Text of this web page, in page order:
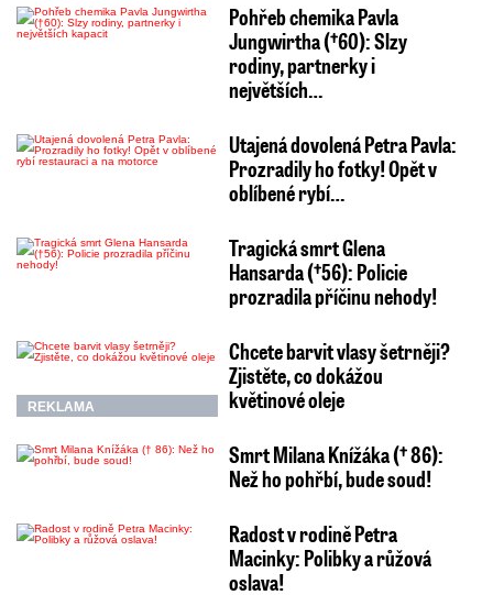
Pohřeb chemika Pavla
Jungwirtha (†60): Slzy
rodiny, partnerky i
největších…
Utajená dovolená Petra Pavla:
Prozradily ho fotky! Opět v
oblíbené rybí…
Tragická smrt Glena
Hansarda (†56): Policie
prozradila příčinu nehody!
REKLAMA
Chcete barvit vlasy šetrněji?
Zjistěte, co dokážou
květinové oleje
Smrt Milana Knížáka († 86):
Než ho pohřbí, bude soud!
Radost v rodině Petra
Macinky: Polibky a růžová
oslava!